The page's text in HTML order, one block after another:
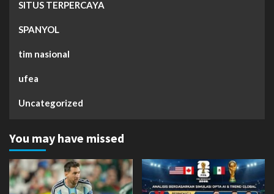
SITUS TERPERCAYA
SPANYOL
tim nasional
ufea
Uncategorized
You may have missed